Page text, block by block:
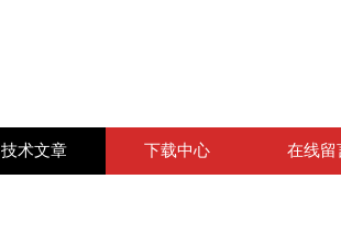
技术文章 下载中心 在线留